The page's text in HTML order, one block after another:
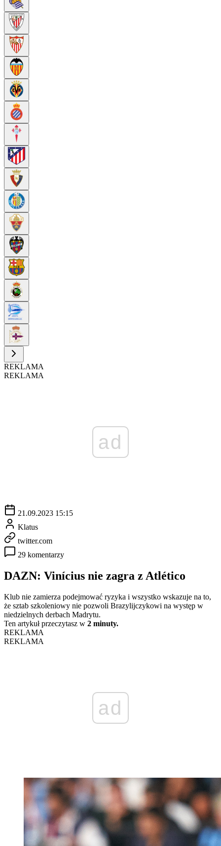
REKLAMA
REKLAMA
ad
21.09.2023 15:15
Klatus
twitter.com
29 komentarzy
DAZN: Vinícius nie zagra z Atlético
Klub nie zamierza podejmować ryzyka i wszystko wskazuje na to,
że sztab szkoleniowy nie pozwoli Brazylijczykowi na występ w
niedzielnych derbach Madrytu.
Ten artykuł przeczytasz w 2 minuty.
REKLAMA
REKLAMA
ad